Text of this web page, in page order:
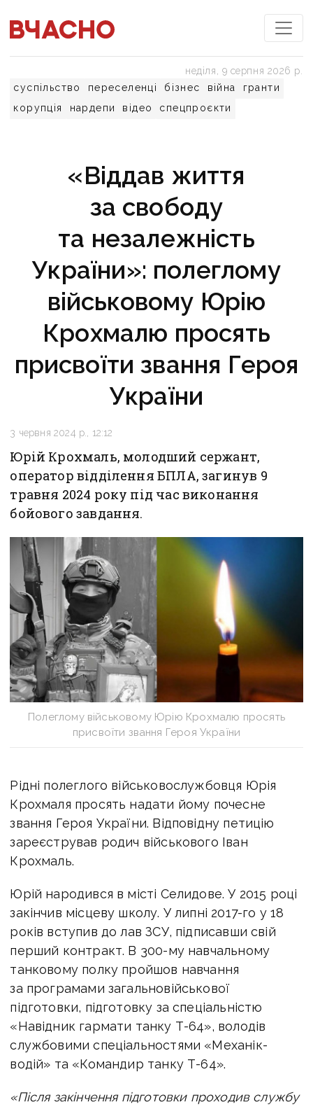
суспільство переселенці бізнес війна
гранти
корупція
нардепи відео спецпроєкти
неділя, 9 серпня 2026 р.
«Віддав життя
за свободу
та незалежність
України»: полеглому
військовому Юрію
Крохмалю просять
присвоїти звання Героя
України
3 червня 2024 р., 12:12
Юрій Крохмаль, молодший сержант,
оператор відділення БПЛА, загинув 9
травня 2024 року під час виконання
бойового завдання.
Полеглому військовому Юрію Крохмалю просять
присвоїти звання Героя України
Рідні полеглого військовослужбовця Юрія
Крохмаля просять надати йому почесне
звання Героя України. Відповідну петицію
зареєстрував родич військового Іван
Крохмаль.
Юрій народився в місті Селидове. У 2015 році
закінчив місцеву школу. У липні 2017-го у 18
років вступив до лав ЗСУ, підписавши свій
перший контракт. В 300-му навчальному
танковому полку пройшов навчання
за програмами загальновійськової
підготовки, підготовку за спеціальністю
«Навідник гармати танку Т-64», володів
службовими спеціальностями «Механік-
водій» та «Командир танку Т-64».
«Після закінчення підготовки проходив службу